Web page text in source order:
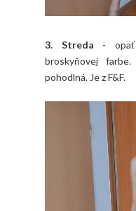
3. Streda - opäť
broskyňovej
pohodlná. Je z F&F.